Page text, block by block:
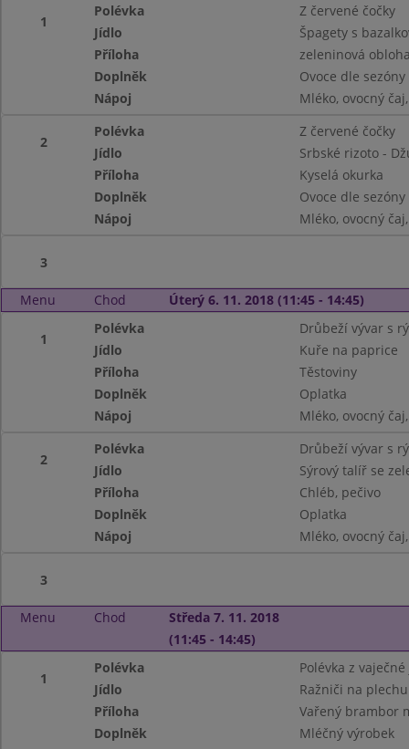
1
Polévka
Z červené čočky
Jídlo
Špagety s
Příloha
zeleninová
Doplněk
Ovoce dle sezóny
Nápoj
Mléko, ovocný
2
Polévka
Z červené čočky
Jídlo
Srbské rizoto -
Příloha
Kyselá okurka
Doplněk
Ovoce dle sezóny
Nápoj
Mléko, ovocný
3
Menu Chod Úterý 6. 11. 2018 (11:45 - 14:45)
1
Polévka
Drůbeží vývar s
Jídlo
Kuře na paprice
Příloha
Těstoviny
Doplněk
Oplatka
Nápoj
Mléko, ovocný
2
Polévka
Drůbeží vývar s
Jídlo
Sýrový talíř se
Příloha
Chléb, pečivo
Doplněk
Oplatka
Nápoj
Mléko, ovocný
3
Menu Chod
Středa 7. 11. 2018
(11:45 - 14:45)
1
Polévka
Polévka z
Jídlo
Ražniči na plechu
Příloha
Vařený brambor
Doplněk
Mléčný výrobek